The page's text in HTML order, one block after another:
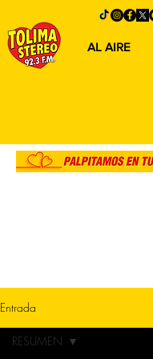
AL AIRE
Entrada
RESUMEN